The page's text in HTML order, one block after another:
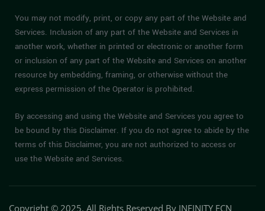
You may not modify, print, or copy any part of the Website and
Services. Inclusion of any part of the Website and Services in
another work, whether in printed or electronic or another form
or inclusion of any part of the Website and Services on another
resource by embedding, framing, or otherwise without the
express permission of the Operator is prohibited.
By accessing and using the Website and Services you agree to
be bound by this Disclaimer. If you do not agree to abide by the
terms of this Disclaimer, you are not authorized to access or
use the Website and Services.
Copyright © 2025. All Rights Reserved By INFINITY ECN